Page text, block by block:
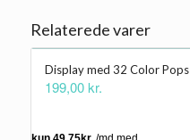
Relaterede varer
Display med 32 Color Pops
199,00kr.